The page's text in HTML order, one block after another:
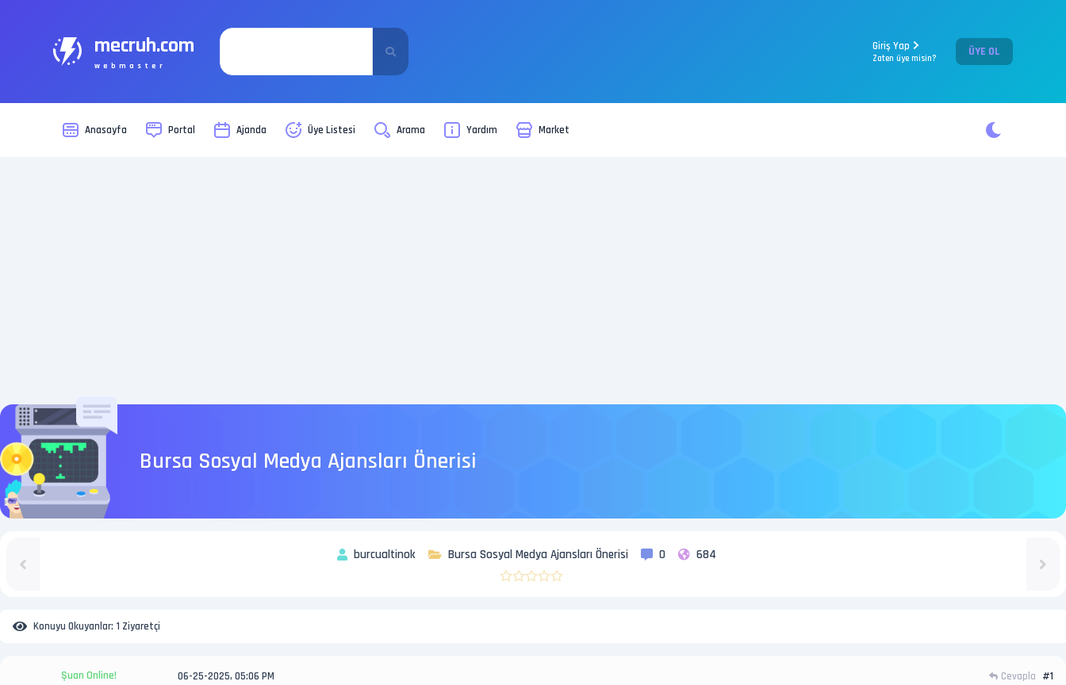
mecruh.com
webmaster
Giriş Yap
Zaten üye misin? ÜYE OL
Anasayfa Portal Ajanda Üye Listesi Arama Yardım Market
Bursa Sosyal Medya Ajansları Önerisi
burcualtinok Bursa Sosyal Medya Ajansları Önerisi 0 684
Konuyu Okuyanlar: 1 Ziyaretçi
Şuan Online! 06-25-2025, 05:06 PM Cevapla #1